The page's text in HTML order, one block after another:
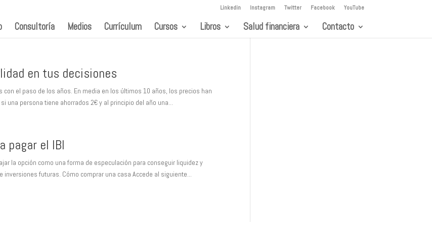
Linkedin Instagram Twitter Facebook YouTube
Consultoría Medios Currículum Cursos Libros Salud financiera Contacto
en tus decisiones
el paso de los años. En media en los últimos 10 años, los precios han
una persona tiene ahorrados 2€ y al principio del año una...
pagar el IBI
la opción como una forma de especulación para conseguir liquidez y
futuras. Cómo comprar una casa Accede al siguiente...